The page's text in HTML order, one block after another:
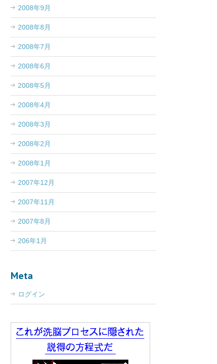
2008年9月
2008年8月
2008年7月
2008年6月
2008年5月
2008年4月
2008年3月
2008年2月
2008年1月
2007年12月
2007年11月
2007年8月
206年1月
Meta
ログイン